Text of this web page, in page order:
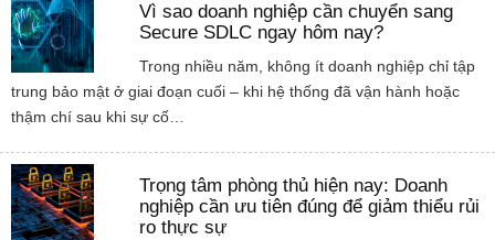
Vì sao doanh nghiệp cần chuyển sang
Secure SDLC ngay hôm nay?
Trong nhiều năm, không ít doanh nghiệp chỉ tập
trung bảo mật ở giai đoạn cuối – khi hệ thống đã vận hành hoặc
thậm chí sau khi sự cố…
Trọng tâm phòng thủ hiện nay: Doanh
nghiệp cần ưu tiên đúng để giảm thiểu rủi
ro thực sự